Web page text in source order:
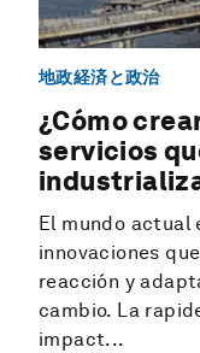
地政経済と政治
¿Cómo
servicios
El mundo
innovaciones
reacción y
cambio. La
impact...